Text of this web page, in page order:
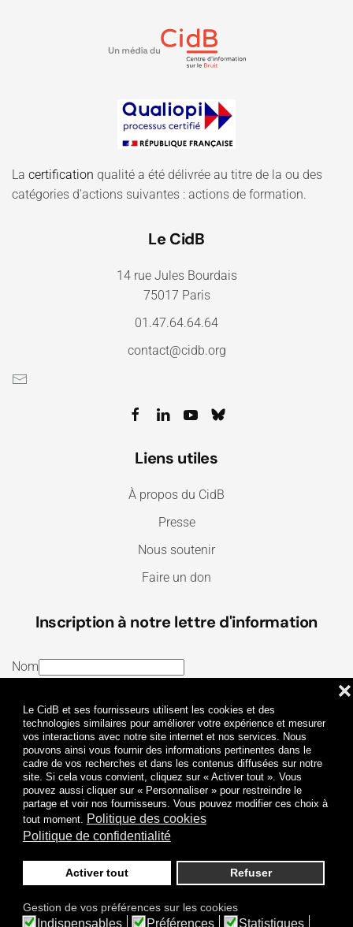
Le CidB et ses fournisseurs utilisent les cookies et des
technologies similaires pour améliorer votre expérience et mesurer
vos interactions avec notre site internet et nos services. Nous
pouvons ainsi vous fournir des informations pertinentes dans le
cadre de vos recherches et dans les contenus diffusées sur notre
site. Si cela vous convient, cliquez sur « Activer tout ». Vous
pouvez aussi cliquer sur « Personnaliser » pour restreindre le
partage et voir nos fournisseurs. Vous pouvez modifier ces choix à
tout moment. Politique des cookies
Politique de confidentialité
Activer tout Refuser
❌
Gestion de vos préférences sur les cookies
Indispensables Préférences Statistiques
La certification qualité a été délivrée au titre de la ou des
catégories d'actions suivantes : actions de formation.
Le CidB
14 rue Jules Bourdais
75017 Paris
01.47.64.64.64
contact@cidb.org
Liens utiles
À propos du CidB
Presse
Nous soutenir
Faire un don
Inscription à notre lettre d'information
Nom
J’ai lu et j’accepte lesTermes et conditionset la
Politique de confidentialité
Je m'abonne
© 2009-2026 CidB. Tous droits réservés.